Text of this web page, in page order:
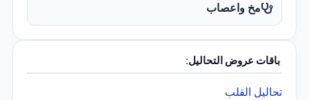
مخ واعصاب
باقات عروض التحاليل:
تحاليل القلب